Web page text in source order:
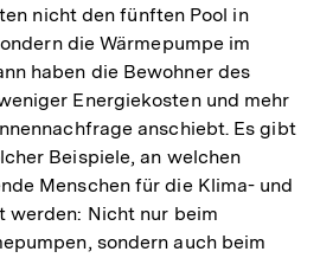
nicht den fünften Pool in
die Wärmepumpe im
haben die Bewohner des
Energiekosten und mehr
anschiebt. Es gibt
Beispiele, an welchen
Menschen für die Klima- und
werden: Nicht nur beim
sondern auch beim